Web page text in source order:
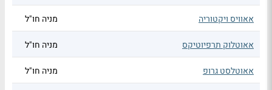
אאוויס ויקטוריה מניה חו"ל
אאוטלוק תרפיוטיקס מניה חו"ל
אאוטלסט גרופ מניה חו"ל